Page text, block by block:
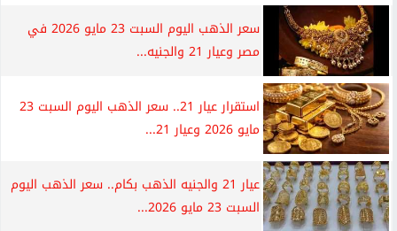
سعر الذهب اليوم السبت 23 مايو 2026 في
مصر وعيار 21 والجنيه...
استقرار عيار 21.. سعر الذهب اليوم السبت 23
مايو 2026 وعيار 21...
عيار 21 والجنيه الذهب بكام.. سعر الذهب اليوم
السبت 23 مايو 2026...